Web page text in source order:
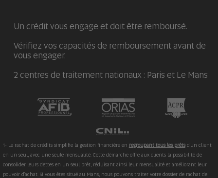
Un crédit vous engage et doit être remboursé.
Vérifiez vos capacités de remboursement avant de
vous engager.
2 centres de traitement nationaux : Paris et Le Mans
1- Le rachat de crédits simplifie la gestion financière en regroupant tous les prêtsd'un client
en un seul, avec une seule mensualité. Cette démarche offre aux clients la possibilité de
consolider leurs dettes en un seul prêt, réduisant ainsi leur mensualité et améliorant leur
pouvoir d'achat. Si vous êtes situé au Mans, nous pouvons traiter votre dossier de rachat de